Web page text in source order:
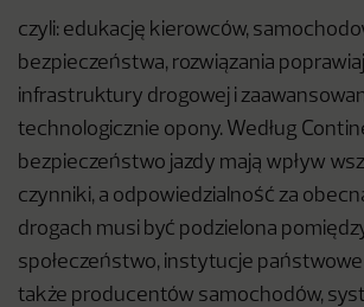
czyli: edukację kierowców,
bezpieczeństwa, rozwiązania
infrastruktury drogowej i
technologicznie opony. Według
bezpieczeństwo jazdy mają wpływ
czynniki, a odpowiedzialność za
drogach musi być podzielona
społeczeństwo, instytucje państwowe
także producentów samochodów,